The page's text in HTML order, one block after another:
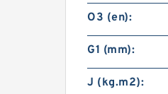
O3 (en):
G1 (mm):
J (kg.m2):